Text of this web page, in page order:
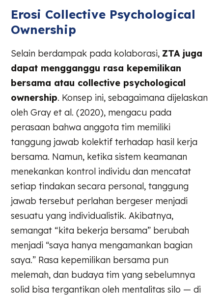
Erosi Collective Psychological
Ownership
Selain berdampak pada kolaborasi, ZTA juga
dapat mengganggu rasa kepemilikan
bersama atau collective psychological
ownership. Konsep ini, sebagaimana dijelaskan
oleh Gray et al. (2020), mengacu pada
perasaan bahwa anggota tim memiliki
tanggung jawab kolektif terhadap hasil kerja
bersama. Namun, ketika sistem keamanan
menekankan kontrol individu dan mencatat
setiap tindakan secara personal, tanggung
jawab tersebut perlahan bergeser menjadi
sesuatu yang individualistik. Akibatnya,
semangat “kita bekerja bersama” berubah
menjadi “saya hanya mengamankan bagian
saya.” Rasa kepemilikan bersama pun
melemah, dan budaya tim yang sebelumnya
solid bisa tergantikan oleh mentalitas silo — di